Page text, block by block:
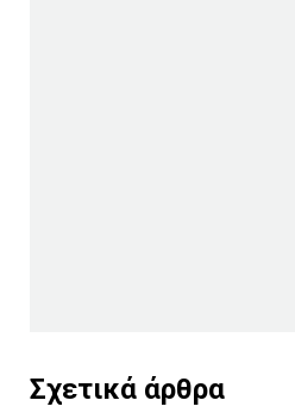
Σχετικά άρθρα